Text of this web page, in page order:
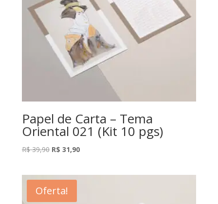
Papel de Carta – Tema
Oriental 021 (Kit 10 pgs)
R$39,90 O
era:
R$ 39,90.
R$ 31,90O
Oferta!